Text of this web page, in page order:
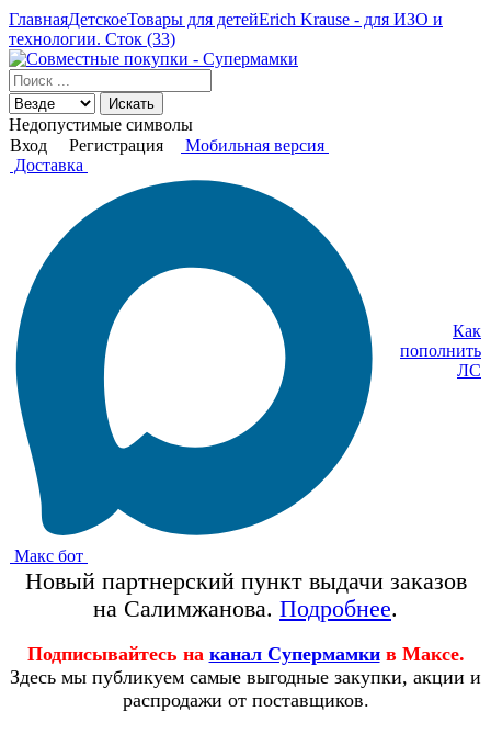
ГлавнаяДетскоеТовары для детейErich Krause - для ИЗО и
технологии. Сток (33)
Искать
Недопустимые символы
Вход
Регистрация
Мобильная версия
Доставка
Макс бот
Как
пополнить
ЛС
Новый партнерский пункт выдачи заказов
на Салимжанова. Подробнее.
Подписывайтесь на канал Супермамки в Максе.
Здесь мы публикуем самые выгодные закупки, акции и
распродажи от поставщиков.